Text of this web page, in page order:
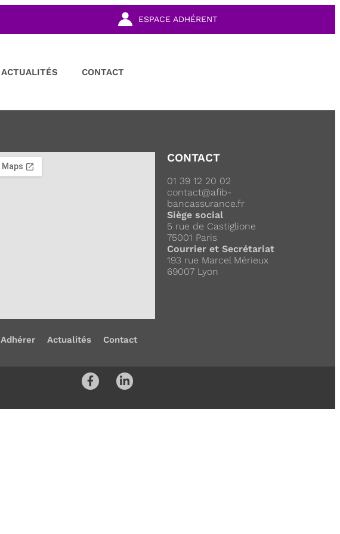
ESPACE ADHÉRENT
ACTUALITÉS CONTACT
CONTACT
01 39 12 20 02
contact@afib-
bancassurance.fr
Siège social
5 rue de Castiglione
75001 Paris
Courrier et Secrétariat
193 rue Marcel Mérieux
69007 Lyon
Adhérer Actualités Contact